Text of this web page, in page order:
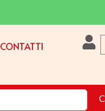
CONTATTI